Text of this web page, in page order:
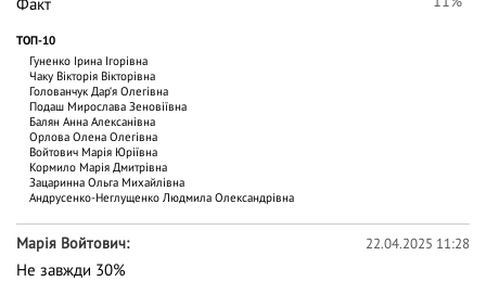
ТОП-10
Гуненко Ірина Ігорівна
Чаку Вiкторiя Вiкторiвна
Голованчук Дар‘я Олегівна
Подаш Мирослава Зеновіївна
Балян Анна Алексанівна
Орлова Олена Олегівна
Войтович Марія Юріївна
Кормило Марія Дмитрівна
Зацаринна Ольга Михайлiвна
Андрусенко-Неглущенко Людмила Олександрівна
Марія Войтович 22.04.2025 11:28
Не завжди 30%